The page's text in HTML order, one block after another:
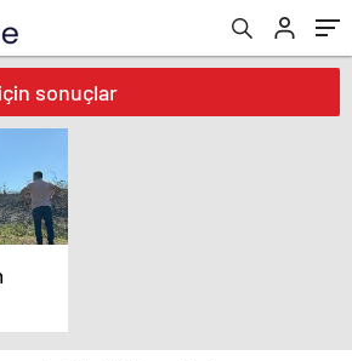
sonuçlar